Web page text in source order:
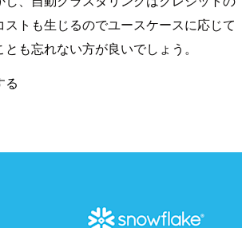
トも生じるのでユースケースに応じて
も忘れない方が良いでしょう。
る